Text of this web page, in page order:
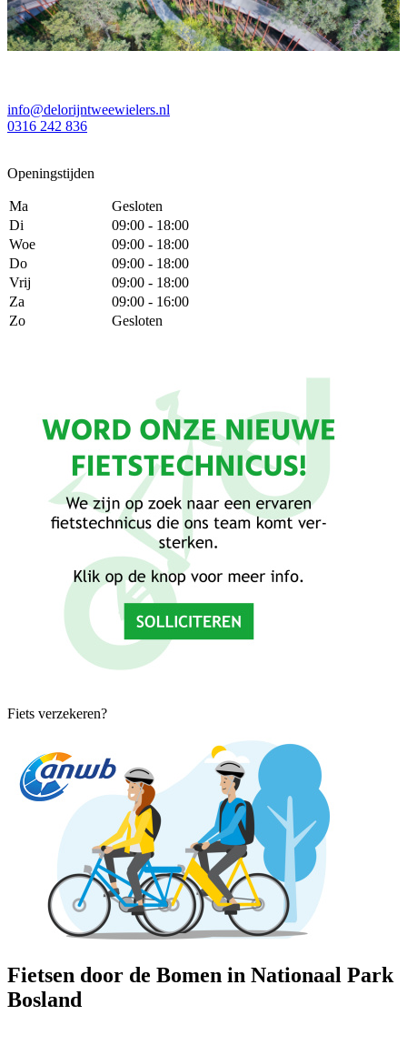
info@delorijntweewielers.nl
0316 242 836
Openingstijden
Ma
Gesloten
Di
09:00 - 18:00
Woe
09:00 - 18:00
Do
09:00 - 18:00
Vrij
09:00 - 18:00
Za
09:00 - 16:00
Zo
Gesloten
Fiets verzekeren?
Fietsen door de Bomen in Nationaal Park
Bosland